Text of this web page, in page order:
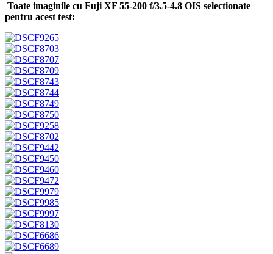
Toate imaginile cu Fuji XF 55-200 f/3.5-4.8 OIS selectionate
pentru acest test: